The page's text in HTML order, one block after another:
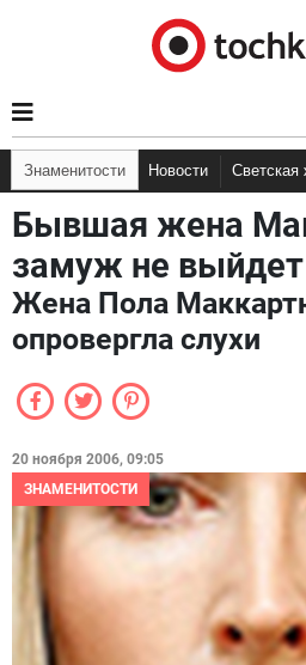
Знаменитости Новости
Бывшая жена
замуж не выйдет
Жена Пола
опровергла слухи
20 ноября 2006, 09:05
ЗНАМЕНИТОСТИ